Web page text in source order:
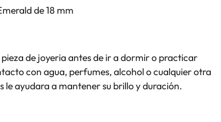
de 18 mm
de joyeria antes de ir a dormir o practicar
con agua, perfumes, alcohol o cualquier otra
le ayudara a mantener su brillo y duración.